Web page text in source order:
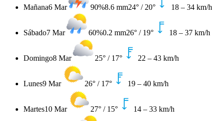
Mañana6 Mar 90%8.6 mm24° / 20° 18 – 34 km/h
Sábado7 Mar 60%0.2 mm26° / 19° 18 – 37 km/h
Domingo8 Mar 25° / 17° 22 – 43 km/h
Lunes9 Mar 26° / 17° 19 – 40 km/h
Martes10 Mar 27° / 15° 14 – 33 km/h